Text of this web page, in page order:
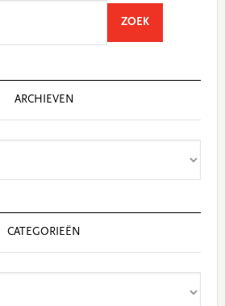
ZOEKSEARCH
ARCHIEVEN
CATEGORIEËN